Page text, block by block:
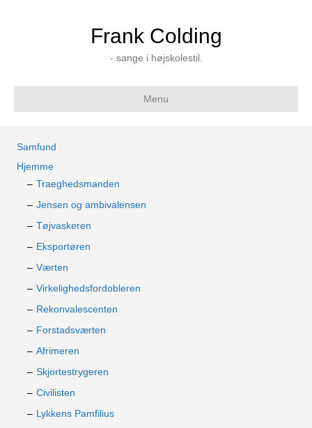
Frank Colding
- sange i højskolestil.
Menu
Samfund
Hjemme
Traeghedsmanden
Jensen og ambivalensen
Tøjvaskeren
Eksportøren
Værten
Virkelighedsfordobleren
Rekonvalescenten
Forstadsværten
Afrimeren
Skjortestrygeren
Civilisten
Lykkens Pamfilius